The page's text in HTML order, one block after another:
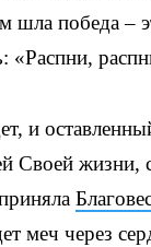
шла победа –
«Распни,
и
Своей жизни,
меч через